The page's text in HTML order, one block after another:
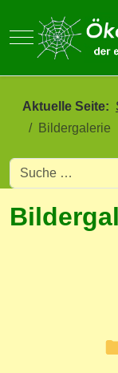
Mobile Menu
Aktuelle Seite:
Bildergalerie